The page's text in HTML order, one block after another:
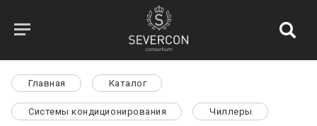
Главная Каталог
Системы кондиционирования Чиллеры